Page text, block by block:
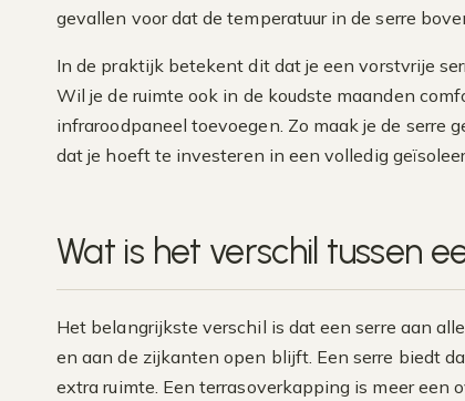
gevallen voor dat de temperatuur in de serre
In de praktijk betekent dit dat je een vorstvrije
Wil je de ruimte ook in de koudste maanden
infraroodpaneel toevoegen. Zo maak je de serre
dat je hoeft te investeren in een volledig
Wat is het verschil tussen
Het belangrijkste verschil is dat een serre aan
en aan de zijkanten open blijft. Een serre biedt
extra ruimte. Een terrasoverkapping is meer een